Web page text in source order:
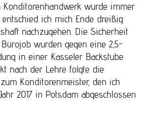
Konditorenhandwerk wurde immer
ich mich Ende dreißig
nachzugehen. Die Sicherheit
wurden gegen eine 2,5-
in einer Kasseler Backstube
nach der Lehre folgte die
Konditorenmeister, den ich
2017 in Potsdam abgeschlossen